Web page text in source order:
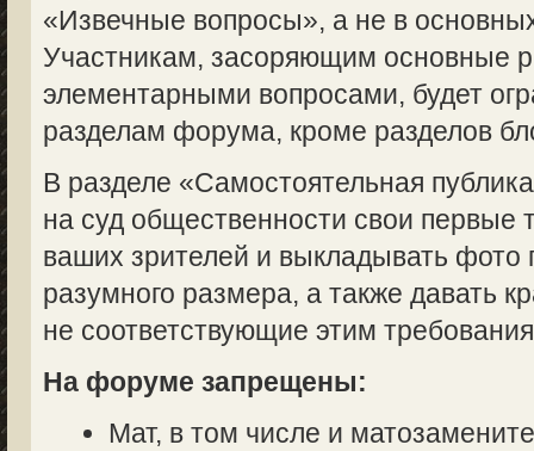
«Извечные вопросы», а не в
Участникам, засоряющим основные
элементарными вопросами, будет
разделам форума, кроме разделов
В разделе «Самостоятельная
на суд общественности свои первые
ваших зрителей и выкладывать фото
разумного размера, а также давать
не соответствующие этим
На форуме запрещены:
Мат, в том числе и